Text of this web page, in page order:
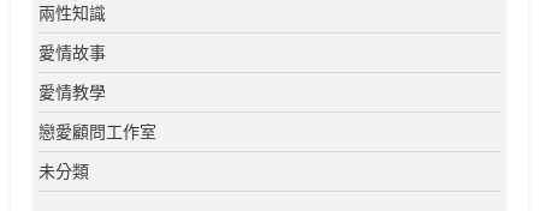
兩性知識
愛情故事
愛情教學
戀愛顧問工作室
未分類